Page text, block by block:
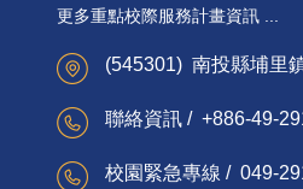
更多重點校際服務計畫資訊 ...
(545301) 南投縣埔里
聯絡資訊 / +886-49-
校園緊急專線 / 049-